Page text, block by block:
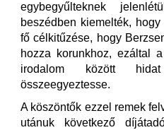
egybegyűlteknek
beszédben kiemelték,
fő célkitűzése, hogy
hozza korunkhoz, ezáltal
irodalom között
összeegyeztesse.
A köszöntők ezzel remek
utánuk következő